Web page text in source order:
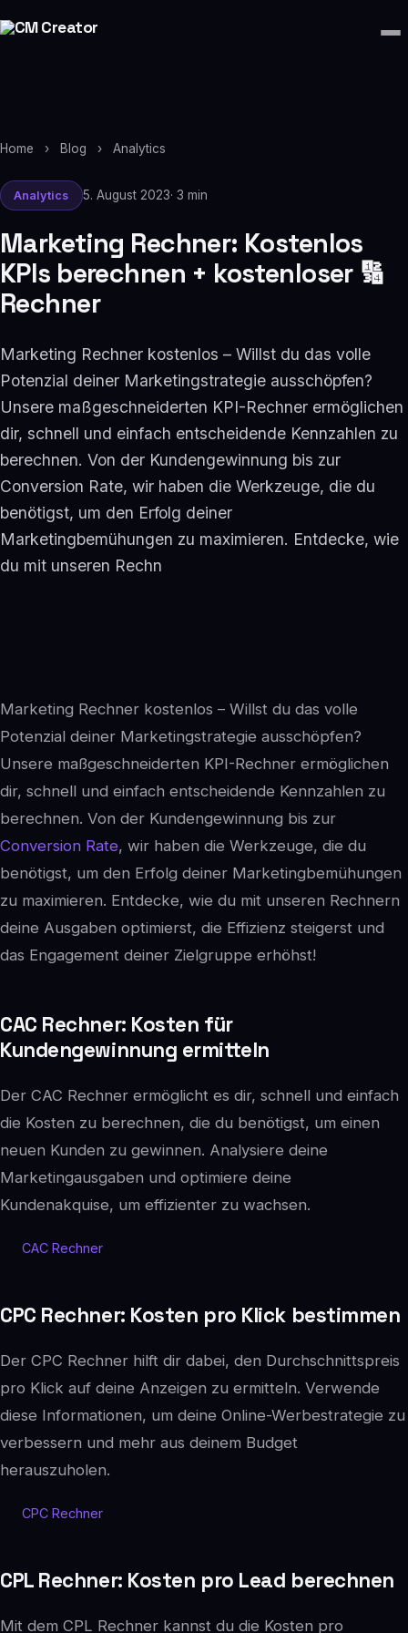
Home › Blog › Analytics
Analytics 5. August 2023· 3 min
Marketing Rechner: Kostenlos
KPIs berechnen + kostenloser 🔢
Rechner
Marketing Rechner kostenlos – Willst du das volle
Potenzial deiner Marketingstrategie ausschöpfen?
Unsere maßgeschneiderten KPI-Rechner ermöglichen
dir, schnell und einfach entscheidende Kennzahlen zu
berechnen. Von der Kundengewinnung bis zur
Conversion Rate, wir haben die Werkzeuge, die du
benötigst, um den Erfolg deiner
Marketingbemühungen zu maximieren. Entdecke, wie
du mit unseren Rechn
Marketing Rechner kostenlos – Willst du das volle
Potenzial deiner Marketingstrategie ausschöpfen?
Unsere maßgeschneiderten KPI-Rechner ermöglichen
dir, schnell und einfach entscheidende Kennzahlen zu
berechnen. Von der Kundengewinnung bis zur
Conversion Rate, wir haben die Werkzeuge, die du
benötigst, um den Erfolg deiner Marketingbemühungen
zu maximieren. Entdecke, wie du mit unseren Rechnern
deine Ausgaben optimierst, die Effizienz steigerst und
das Engagement deiner Zielgruppe erhöhst!
CAC Rechner: Kosten für
Kundengewinnung ermitteln
Der CAC Rechner ermöglicht es dir, schnell und einfach
die Kosten zu berechnen, die du benötigst, um einen
neuen Kunden zu gewinnen. Analysiere deine
Marketingausgaben und optimiere deine
Kundenakquise, um effizienter zu wachsen.
CAC Rechner
CPC Rechner: Kosten pro Klick bestimmen
Der CPC Rechner hilft dir dabei, den Durchschnittspreis
pro Klick auf deine Anzeigen zu ermitteln. Verwende
diese Informationen, um deine Online-Werbestrategie zu
verbessern und mehr aus deinem Budget
herauszuholen.
CPC Rechner
CPL Rechner: Kosten pro Lead berechnen
Mit dem CPL Rechner kannst du die Kosten pro